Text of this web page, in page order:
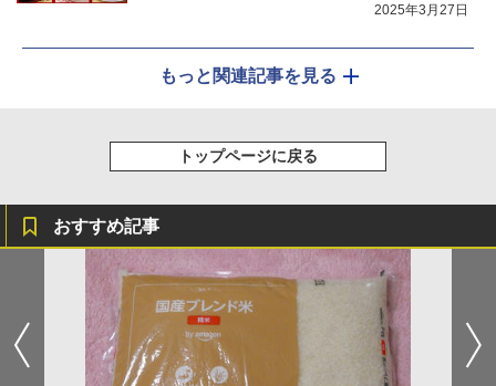
2025年3月27日
もっと関連記事を見る
トップページに戻る
おすすめ記事